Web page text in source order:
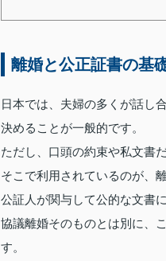
離婚と公正証書の基
日本では、夫婦の多くが話し
決めることが一般的です。
ただし、口頭の約束や私文書
そこで利用されているのが、
公証人が関与して公的な文書
協議離婚そのものとは別に、
す。